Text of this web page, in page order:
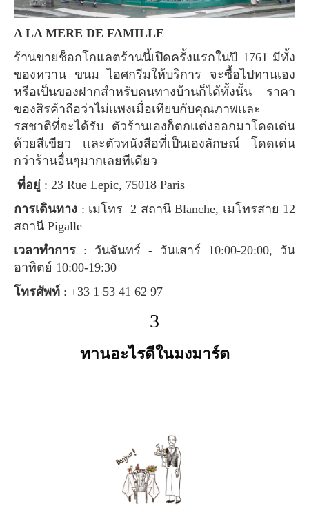
A LA MERE DE FAMILLE
ร้านขายช็อกโกแลตร้านนี้เปิดครั้งแรกในปี 1761 มีทั้ง
ของหวาน ขนม ไอศกรีมให้บริการ จะซื้อไปทานเอง
หรือเป็นของฝากสำหรับคนทางบ้านก็ได้ทั้งนั้น ราคา
ของสิรค้าถือว่าไม่เเพงเมื่อเทียบกับคุณภาพเเละ
รสชาติที่จะได้รับ ตัวร้านเองก็ตกเเต่งออกมาโดดเด่น
ด้วยสีเขียว เเละตัวหนังสือที่เป็นเองลักษณ์ โดดเด่น
กว่าร้านอื่นๆมากเลยทีเดียว
ที่อยู่ : 23 Rue Lepic, 75018 Paris
การเดินทาง : เมโทร 2 สถานี Blanche, เมโทรสาย 12
สถานี Pigalle
เวลาทำการ : วันจันทร์ - วันเสาร์ 10:00-20:00, วัน
อาทิตย์ 10:00-19:30
โทรศัพท์ : +33 1 53 41 62 97
3
ทานอะไรดีในมงมาร์ต